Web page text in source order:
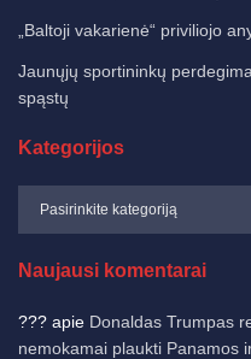
„Baltoji vakarienė“ priviliojo
Jaunųjų sportininkų
spąstų
Kategorijos
Naujausi komentarai
??? apie Donaldas Trumpas
nemokamai plaukti Panamos